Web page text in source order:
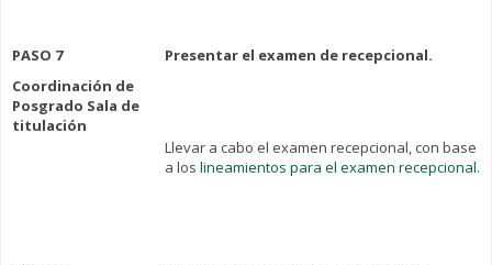
PASO 7
Coordinación de
Posgrado Sala de
titulación
Presentar el examen de recepcional.
Llevar a cabo el examen recepcional, con base
a los lineamientos para el examen recepcional.